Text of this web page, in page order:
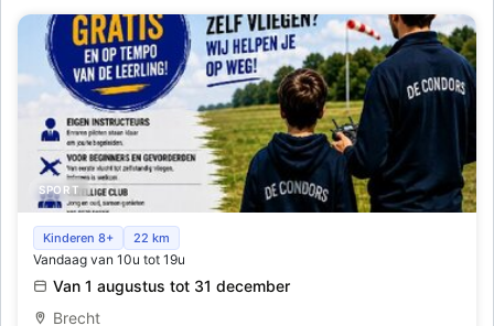
SPORT
Word lid van de Condors
Kinderen 8+ 22 km
Vandaag van 10u tot 19u
Van 1 augustus tot 31 december
Brecht